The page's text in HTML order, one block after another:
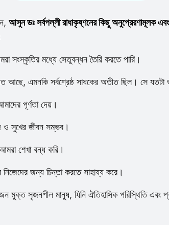
আসুন ডঃ সর্বপল্লী রাধাকৃষ্ণনের কিছু অনুপ্রেরণামূলক
সংস্কৃতির মধ্যে সেতুবন্ধন তৈরি করতে পারি।
আছে, এমনকি সর্বশ্রেষ্ঠ সাধকের অতীত ছিল। সে যতটা
পূর্ণতা দেয়।
ও সুখের জীবন সম্ভব।
শেখা বন্ধ করি।
জন্য চিন্তা করতে সাহায্য করে।
মুক্ত সৃজনশীল মানুষ, যিনি ঐতিহাসিক পরিস্থিতি এবং